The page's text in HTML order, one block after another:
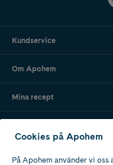
Kundservice
Om Apohem
Mina recept
Cookies på Apohem
På Apohem använder vi